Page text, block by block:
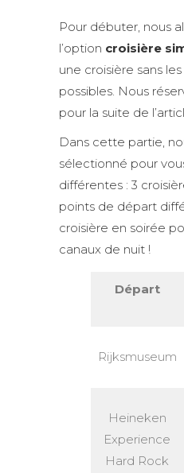
Pour débuter, nous
l’option croisière
une croisière sans
possibles. Nous
pour la suite de
Dans cette partie,
sélectionné pour
différentes : 3
points de départ
croisière en soirée
canaux de nuit !
Départ
Rijksmuseum
Heineken
Experience
Hard Rock